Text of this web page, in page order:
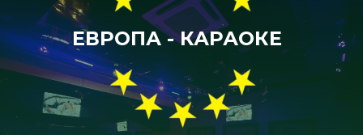
ЕВРОПА - КАРАОКЕ